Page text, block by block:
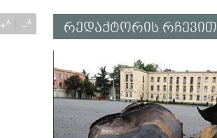
+A −A რედაქტორის რჩევით